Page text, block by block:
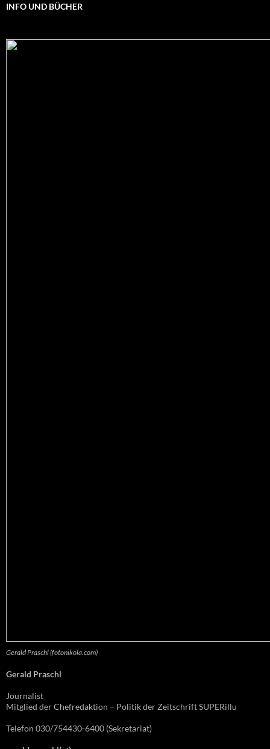
INFO UND BÜCHER
Gerald Praschl (fotonikola.com)
Gerald Praschl
Journalist
Mitglied der Chefredaktion – Politik der Zeitschrift SUPERillu
Telefon 030/754430-6400 (Sekretariat)